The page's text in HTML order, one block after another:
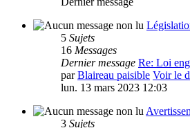
5 Sujets
16 Messages
Dernier message Re: Loi
parBlaireau paisible Voir le
lun. 13 mars 2023 12:03
3 Sujets